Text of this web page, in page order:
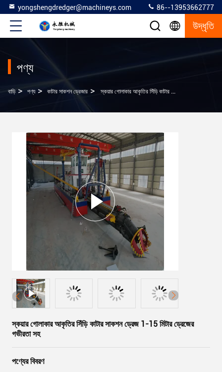
yongshengdredger@machineys.com 86--13953662777
উদ্ধৃতি
পণ্য
বাড়ি > পণ্য > কাটার সাকশন ড্রেজার > স্কয়ার গোলাকার আকৃতির সিঁড়ি কাটার সাকশন ড্রেজ 1-15 মিটার ড্রেজের গভীরতা সহ
স্কয়ার গোলাকার আকৃতির সিঁড়ি কাটার সাকশন ড্রেজ 1-15 মিটার ড্রেজের
গভীরতা সহ
পণ্যের বিবরণ